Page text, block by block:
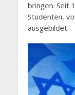
bringen. Seit
Studenten,
ausgebildet.